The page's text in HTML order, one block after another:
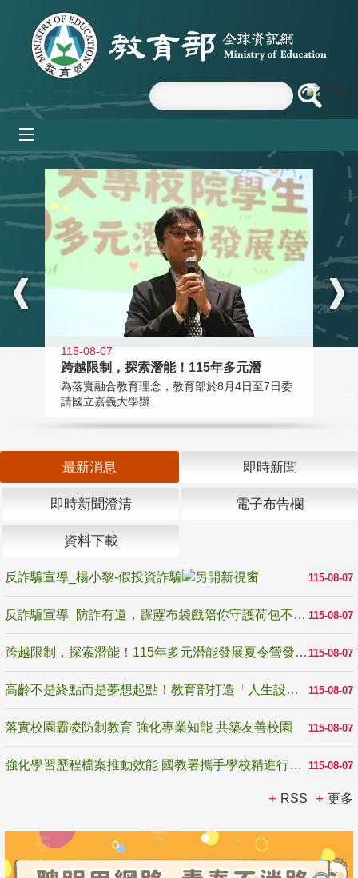
跳到主要內容區塊
:::
115-08-07
跨越限制，探索潛能！115年多元潛
為落實融合教育理念，教育部於8月4日至7日委
請國立嘉義大學辦...
最新消息 即時新聞
即時新聞澄清 電子布告欄
資料下載
115-08-07
反詐騙宣導_楊小黎-假投資詐騙
115-08-07
反詐騙宣導_防詐有道，霹靂布袋戲陪你守護荷包不受騙
115-08-07
跨越限制，探索潛能！115年多元潛能發展夏令營發掘生命無限可能
115-08-07
高齡不是終點而是夢想起點！教育部打造「人生設計夢工場」 參展第3屆高齡健康產業博覽會
115-08-07
落實校園霸凌防制教育 強化專業知能 共築友善校園
115-08-07
強化學習歷程檔案推動效能 國教署攜手學校精進行政與教學支持
RSS 更多